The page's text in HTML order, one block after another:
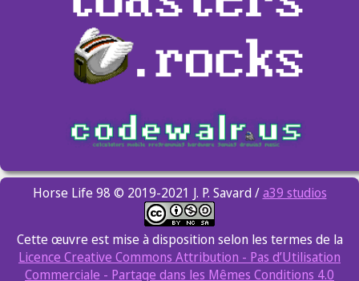
Horse Life 98 © 2019-2021 J. P. Savard /a39 studios
Cette œuvre est mise à disposition selon les termes de la
Licence Creative Commons Attribution - Pas d’Utilisation
Commerciale - Partage dans les Mêmes Conditions 4.0